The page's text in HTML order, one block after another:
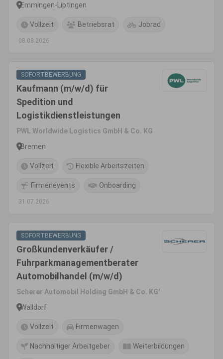
Emmingen-Liptingen
Vollzeit Betriebsrat Jobrad
08.08.2026
SOFORTBEWERBUNG
Kaufmann (m/w/d) für
Spedition und
Logistikdienstleistungen
PWL Worldwide Logistics GmbH & Co. KG
Bremen
Vollzeit Flexible Arbeitszeiten
Firmenevents Onboarding
31.07.2026
SOFORTBEWERBUNG
Großkundenverkäufer /
Fuhrparkmanagementberater
Automobilhandel (m/w/d)
Scherer Automobil Holding GmbH & Co. KG'
Walldorf
Vollzeit Firmenwagen
Nachhaltiger Arbeitgeber Weiterbildungen